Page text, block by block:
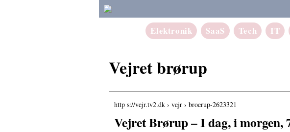
Elektronik SaaS Tech IT
Vejret brørup
http s://vejr.tv2.dk › vejr › broerup-2623321
Vejret Brørup – I dag, i morgen,